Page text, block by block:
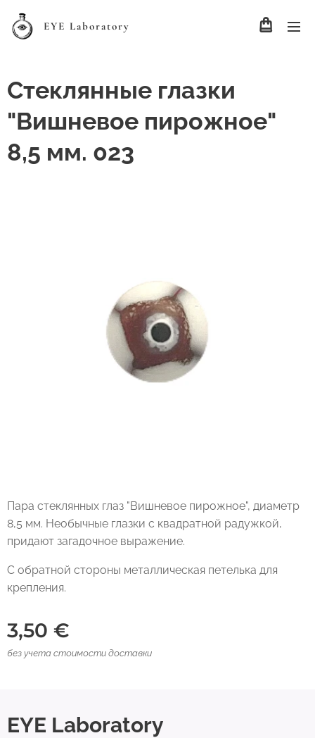
EYE Laboratory
Стеклянные глазки
"Вишневое пирожное"
8,5 мм. 023
Пара стеклянных глаз "Вишневое пирожное", диаметр
8,5 мм. Необычные глазки с квадратной радужкой,
придают загадочное выражение.
С обратной стороны металлическая петелька для
крепления.
3,50 €
без учета стоимости доставки
EYE Laboratory